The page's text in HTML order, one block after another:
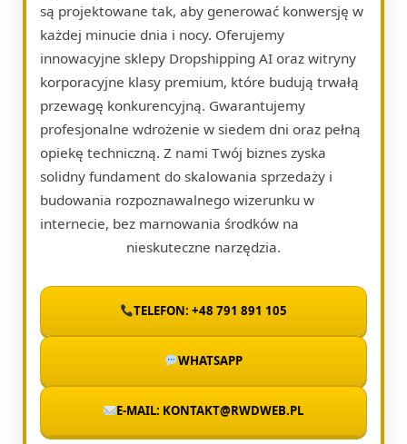
są projektowane tak, aby generować konwersję w
każdej minucie dnia i nocy. Oferujemy
innowacyjne sklepy Dropshipping AI oraz witryny
korporacyjne klasy premium, które budują trwałą
przewagę konkurencyjną. Gwarantujemy
profesjonalne wdrożenie w siedem dni oraz pełną
opiekę techniczną. Z nami Twój biznes zyska
solidny fundament do skalowania sprzedaży i
budowania rozpoznawalnego wizerunku w
internecie, bez marnowania środków na
nieskuteczne narzędzia.
TELEFON: +48 791 891 105
WHATSAPP
E-MAIL: KONTAKT@RWDWEB.PL